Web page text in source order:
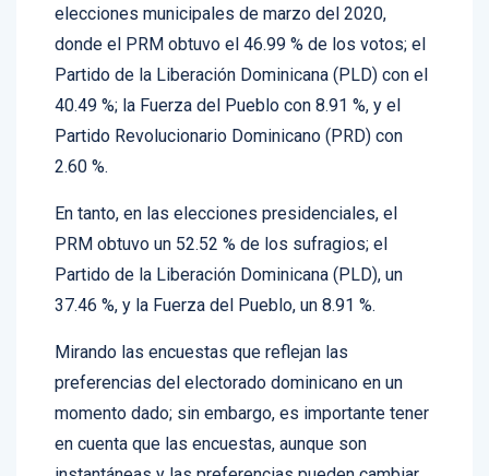
elecciones municipales de marzo del 2020,
donde el PRM obtuvo el 46.99 % de los votos; el
Partido de la Liberación Dominicana (PLD) con el
40.49 %; la Fuerza del Pueblo con 8.91 %, y el
Partido Revolucionario Dominicano (PRD) con
2.60 %.
En tanto, en las elecciones presidenciales, el
PRM obtuvo un 52.52 % de los sufragios; el
Partido de la Liberación Dominicana (PLD), un
37.46 %, y la Fuerza del Pueblo, un 8.91 %.
Mirando las encuestas que reflejan las
preferencias del electorado dominicano en un
momento dado; sin embargo, es importante tener
en cuenta que las encuestas, aunque son